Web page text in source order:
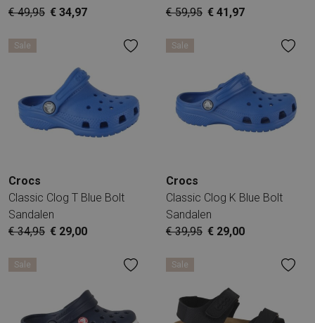
€ 49,95 € 34,97
€ 59,95 € 41,97
Sale
Crocs
Classic Clog T Blue Bolt
Sandalen
€ 34,95 € 29,00
Sale
Crocs
Classic Clog K Blue Bolt
Sandalen
€ 39,95 € 29,00
Sale Sale